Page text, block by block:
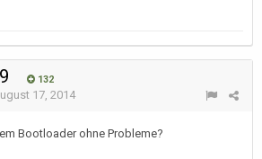
132
17, 2014
Bootloader ohne Probleme?